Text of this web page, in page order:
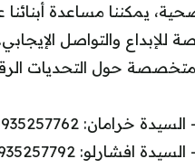
يمكننا مساعدة
والتواصل الإيجابي.
حول التحديات
0935257762
0935257792